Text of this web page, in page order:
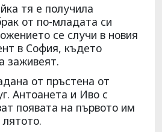
тя е получила
от по-младата си
се случи в новия
в София, където
заживеят.
от пръстена от
Антоанета и Иво с
появата на първото им